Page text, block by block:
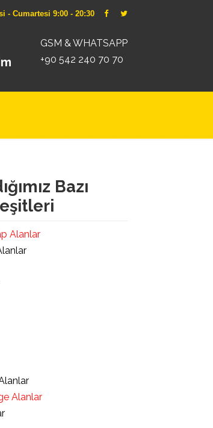
- Cumartesi 9:00 - 20:30
GSM & WHATSAPP
+90 542 240 70 70
Bazı
Alanlar
Alanlar